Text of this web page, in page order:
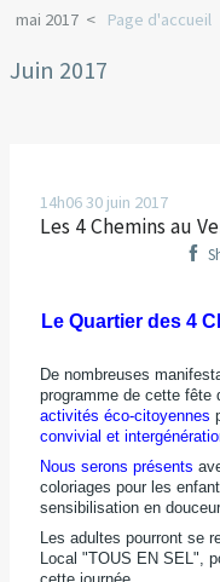
mai 2017 Page d'accueil
Juin 2017
14h0630 juin 2017
Les 4 Chemins au
Le Quartier des 4
De nombreuses
programme de cette fête
activités éco-citoyennes
convivial et
Nous serons présents
coloriages pour les
sensibilisation en
Les adultes pourront se
Local "TOUS EN SEL",